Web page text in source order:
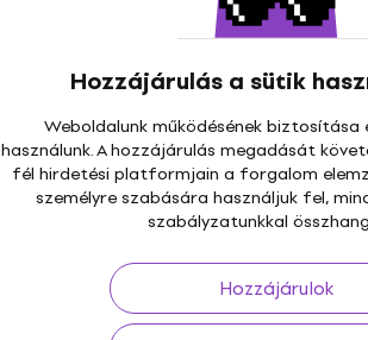
Hozzájárulás a sütik
Weboldalunk működésének biztosítása
használunk. A hozzájárulás megadását
fél hirdetési platformjain a forgalom
személyre szabására használjuk fel,
szabályzatunkkal
Hozzájárulok